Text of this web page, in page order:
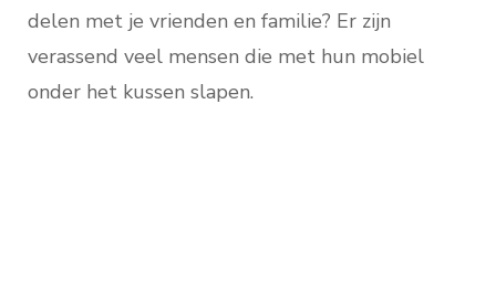
delen met je vrienden en familie? Er zijn
verassend veel mensen die met hun mobiel
onder het kussen slapen.